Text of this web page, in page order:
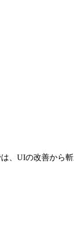
、UIの改善から